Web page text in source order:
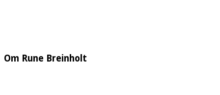
Om Rune Breinholt